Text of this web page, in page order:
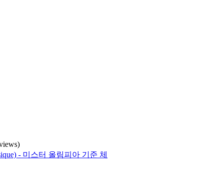
- 미스터 올림피아 기준 체